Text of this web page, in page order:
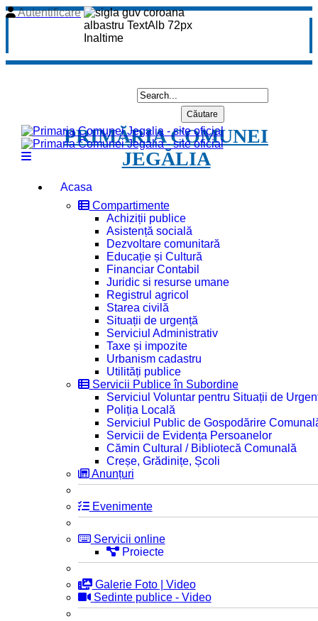
Autentificare
PRIMĂRIA COMUNEI
JEGĂLIA
Acasa
Compartimente
Achiziții publice
Asistență socială
Dezvoltare comunitară
Educație și Cultură
Financiar Contabil
Juridic si resurse umane
Registrul agricol
Starea civilă
Situații de urgență
Serviciul Administrativ
Taxe și impozite
Urbanism cadastru
Utilități publice
Servicii Publice în Subordine
Serviciul Voluntar pentru Situații de
Poliția Locală
Serviciul Public de Gospodărire
Servicii de Evidența Persoanelor
Cămin Cultural / Bibliotecă Comunală
Creșe, Grădinițe, Școli
Anunțuri
Evenimente
Servicii online
Proiecte
Galerie Foto | Video
Sedinte publice - Video